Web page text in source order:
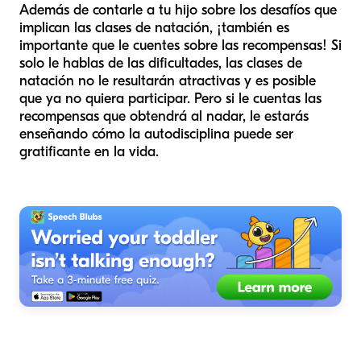
Además de contarle a tu hijo sobre los desafíos que
implican las clases de natación, ¡también es
importante que le cuentes sobre las recompensas! Si
solo le hablas de las dificultades, las clases de
natación no le resultarán atractivas y es posible
que ya no quiera participar. Pero si le cuentas las
recompensas que obtendrá al nadar, le estarás
enseñando cómo la autodisciplina puede ser
gratificante en la vida.